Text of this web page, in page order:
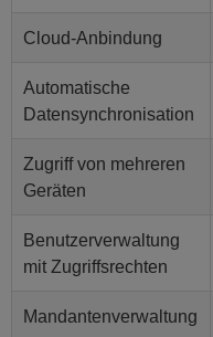
Cloud-Anbindung
Automatische
Datensynchronisation
Zugriff von mehreren
Geräten
Benutzerverwaltung
mit Zugriffsrechten
Mandantenverwaltung